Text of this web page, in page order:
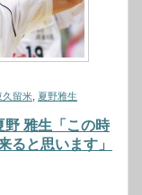
久留米 夏野雅生
雅生「この時
ると思います」